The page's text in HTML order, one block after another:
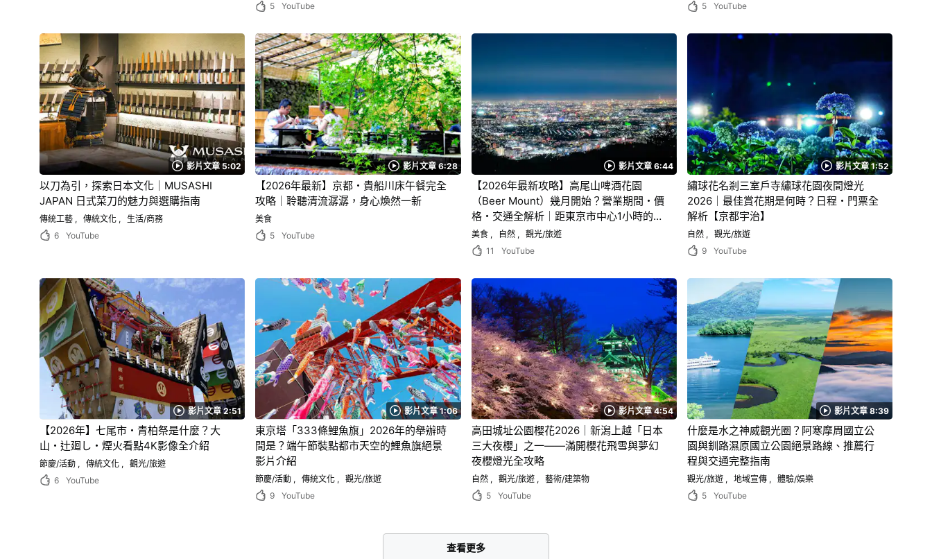
5
YouTube
5
YouTube
影片文章 5:02
以刀為引，探索日本文化｜MUSASHI
JAPAN 日式菜刀的魅力與選購指南
傳統工藝 傳統文化
生活/商務
6
YouTube
影片文章 6:28
【2026年最新】京都・貴船川床午餐完全
攻略｜聆聽清流潺潺，身心煥然一新
美食
5
YouTube
影片文章 6:44
【2026年最新攻略】高尾山啤酒花園
（Beer Mount）幾月開始？營業期間・價
格・交通全解析｜距東京市中心1小時的海
拔488m絕景勝地
美食 自然
觀光/旅遊
11
YouTube
影片文章 1:52
繡球花名剎三室戶寺繡球花園夜間燈光
2026｜最佳賞花期是何時？日程・門票全
解析【京都宇治】
自然
觀光/旅遊
9
YouTube
影片文章 2:51
【2026年】七尾市・青柏祭是什麼？大
山・辻廻し・煙火看點4K影像全介紹
節慶/活動 傳統文化
觀光/旅遊
6
YouTube
影片文章 1:06
東京塔「333條鯉魚旗」2026年的舉辦時
間是？端午節裝點都市天空的鯉魚旗絕景
影片介紹
節慶/活動 傳統文化
觀光/旅遊
9
YouTube
影片文章 4:54
高田城址公園櫻花2026｜新潟上越「日本
三大夜櫻」之一——滿開櫻花飛雪與夢幻
夜櫻燈光全攻略
自然 觀光/旅遊
藝術/建築物
5
YouTube
影片文章 8:39
什麼是水之神威觀光圈？阿寒摩周國立公
園與釧路濕原國立公園絕景路線、推薦行
程與交通完整指南
觀光/旅遊 地域宣傳
體驗/娛樂
5
YouTube
查看更多